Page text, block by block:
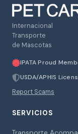
Internacional
Transporte
de Mascotas
IPATA Proud
USDA/APHIS
Report Scams
SERVICIOS